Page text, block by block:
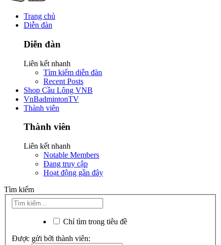
Trang chủ
Diễn đàn
Diễn đàn
Liên kết nhanh
Tìm kiếm diễn đàn
Recent Posts
Shop Cầu Lông VNB
VnBadmintonTV
Thành viên
Thành viên
Liên kết nhanh
Notable Members
Đang truy cập
Hoạt động gần đây
Tìm kiếm
Chỉ tìm trong tiêu đề
Được gửi bởi thành viên: